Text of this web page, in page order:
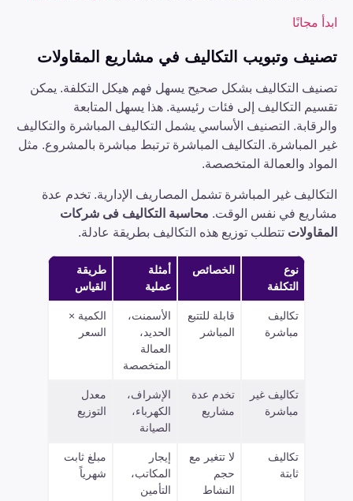
ابدأ مجانًا
تصنيف وتبويب التكاليف في مشاريع المقاولات
تصنيف التكاليف بشكل صحيح يسهل فهم هيكل التكلفة. يمكن
تقسيم التكاليف إلى فئات رئيسية. هذا يسهل المتابعة
والرقابة. التصنيف الأساسي يشمل التكاليف المباشرة والتكاليف
غير المباشرة. التكاليف المباشرة ترتبط مباشرة بالمشروع. مثل
المواد والعمالة المتخصصة.
التكاليف غير المباشرة تشمل المصاريف الإدارية. تخدم عدة
مشاريع في نفس الوقت. محاسبة التكاليف فى شركات
المقاولات تتطلب توزيع هذه التكاليف بطريقة عادلة.
نوع
التكلفة
الخصائص
أمثلة
عملية
طريقة
القياس
تكاليف
مباشرة
قابلة للتتبع
المباشر
الأسمنت،
الحديد،
العمالة
المتخصصة
الكمية ×
السعر
تكاليف غير
مباشرة
تخدم عدة
مشاريع
الإشراف،
الكهرباء،
الصيانة
معدل
التوزيع
تكاليف
ثابتة
لا تتغير مع
حجم
النشاط
إيجار
المكاتب،
التأمين
مبلغ ثابت
شهرياً